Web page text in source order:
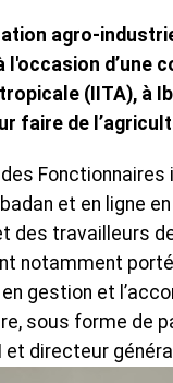
agro-
d’une
(IITA), à
faire de
et en ligne
des travailleurs
notamment
gestion et
sous forme de
directeur général